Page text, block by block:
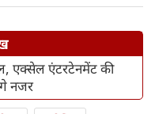
एक्सेल एंटरटेनमेंट की
नजर